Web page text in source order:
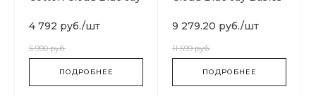
WW001
4 792 руб./шт
5 990 руб.
ПОДРОБНЕЕ
9 279.20 руб./шт
11 599 руб.
ПОДРОБНЕЕ